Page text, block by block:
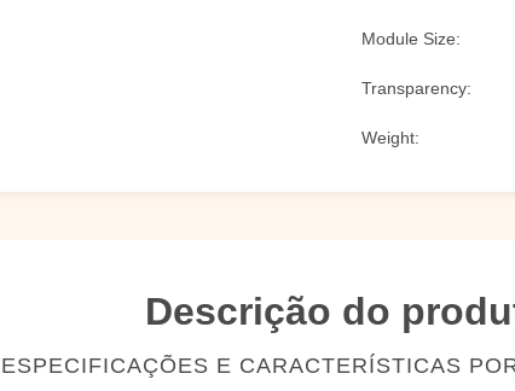
Module Size:
Transparency:
Weight:
Descrição do
ESPECIFICAÇÕES E CARACTERÍSTICAS